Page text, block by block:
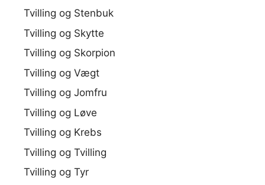
Tvilling og Stenbuk
Tvilling og Skytte
Tvilling og Skorpion
Tvilling og Vægt
Tvilling og Jomfru
Tvilling og Løve
Tvilling og Krebs
Tvilling og Tvilling
Tvilling og Tyr